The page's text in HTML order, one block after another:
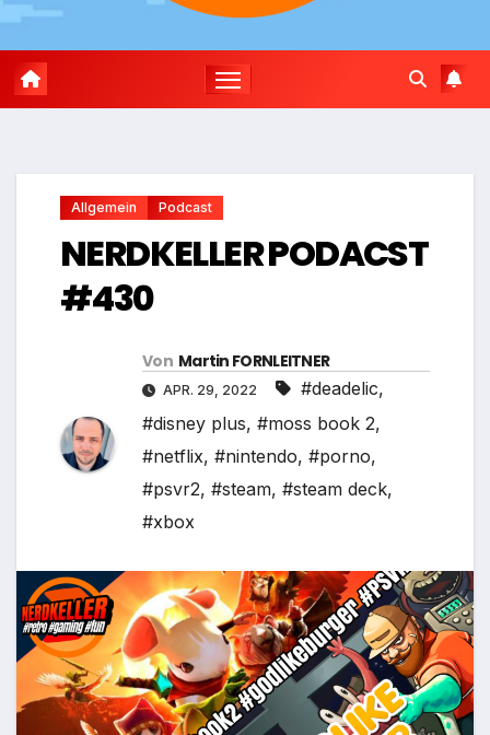
Allgemein Podcast
NERDKELLER PODACST
#430
Von Martin FORNLEITNER
APR. 29, 2022 #deadelic,
#disney plus, #moss book 2,
#netflix, #nintendo, #porno,
#psvr2, #steam, #steam deck,
#xbox